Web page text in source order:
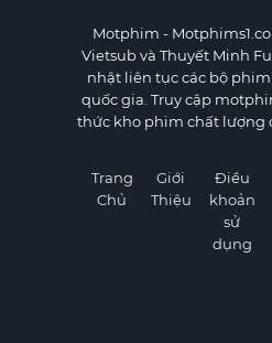
Motphim -
Vietsub và Thuyết Minh
nhật liên tục các bộ
quốc gia. Truy cập
thức kho phim chất lượng
Trang
Chủ
Giới
Thiệu
Điều
khoản
sử
dụng